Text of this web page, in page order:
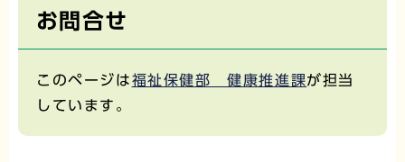
お問合せ
このページは福祉保健部 健康推進課が担当
しています。